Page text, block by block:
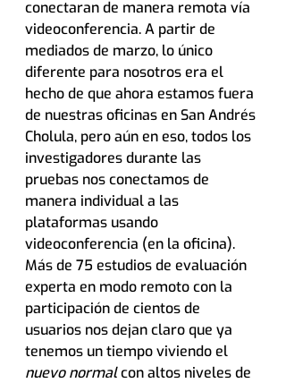
conectaran de manera remota vía
videoconferencia. A partir de
mediados de marzo, lo único
diferente para nosotros era el
hecho de que ahora estamos fuera
de nuestras oficinas en San Andrés
Cholula, pero aún en eso, todos los
investigadores durante las
pruebas nos conectamos de
manera individual a las
plataformas usando
videoconferencia (en la oficina).
Más de 75 estudios de evaluación
experta en modo remoto con la
participación de cientos de
usuarios nos dejan claro que ya
tenemos un tiempo viviendo el
nuevo normal con altos niveles de